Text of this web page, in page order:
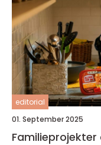
editorial
01. September 2025